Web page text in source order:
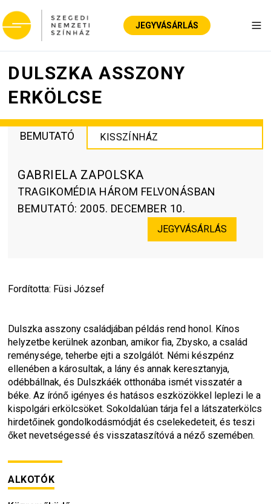
JEGYVÁSÁRLÁS
DULSZKA ASSZONY
ERKÖLCSE
BEMUTATÓ KISSZÍNHÁZ
GABRIELA ZAPOLSKA
TRAGIKOMÉDIA HÁROM FELVONÁSBAN
BEMUTATÓ: 2005. DECEMBER 10.
JEGYVÁSÁRLÁS
Fordította: Füsi József
Dulszka asszony családjában példás rend honol. Kínos
helyzetbe kerülnek azonban, amikor fia, Zbysko, a család
reménysége, teherbe ejti a szolgálót. Némi készpénz
ellenében a károsultak, a lány és annak keresztanyja,
odébbállnak, és Dulszkáék otthonába ismét visszatér a
béke. Az írónő igényes és hatásos eszközökkel leplezi le a
kispolgári erkölcsöket. Sokoldalúan tárja fel a látszaterkölcs
hirdetőinek gondolkodásmódját és cselekedeteit, és teszi
őket nevetségessé és visszataszítóvá a néző szemében.
ALKOTÓK